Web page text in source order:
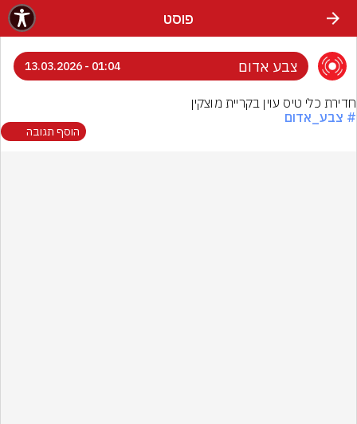
פוסט
צבע אדום 01:04 - 13.03.2026
חדירת כלי טיס עוין בקריית מוצקין
# צבע_אדום
הוסף תגובה